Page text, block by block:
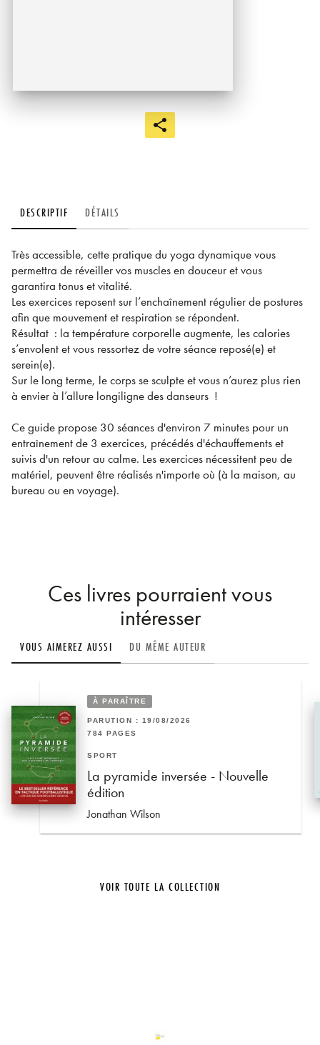
DESCRIPTIF DÉTAILS
Très accessible, cette pratique du yoga dynamique vous
permettra de réveiller vos muscles en douceur et vous
garantira tonus et vitalité.
Les exercices reposent sur l’enchaînement régulier de postures
afin que mouvement et respiration se répondent.
Résultat : la température corporelle augmente, les calories
s’envolent et vous ressortez de votre séance reposé(e) et
serein(e).
Sur le long terme, le corps se sculpte et vous n’aurez plus rien
à envier à l’allure longiligne des danseurs !
Ce guide propose 30 séances d'environ 7 minutes pour un
entraînement de 3 exercices, précédés d'échauffements et
suivis d'un retour au calme. Les exercices nécessitent peu de
matériel, peuvent être réalisés n'importe où (à la maison, au
bureau ou en voyage).
Ces livres pourraient vous
intéresser
VOUS AIMEREZ AUSSI DU MÊME AUTEUR
À PARAÎTRE
PARUTION : 19/08/2026
784 PAGES
SPORT
La pyramide inversée - Nouvelle
édition
Jonathan Wilson
VOIR TOUTE LA COLLECTION